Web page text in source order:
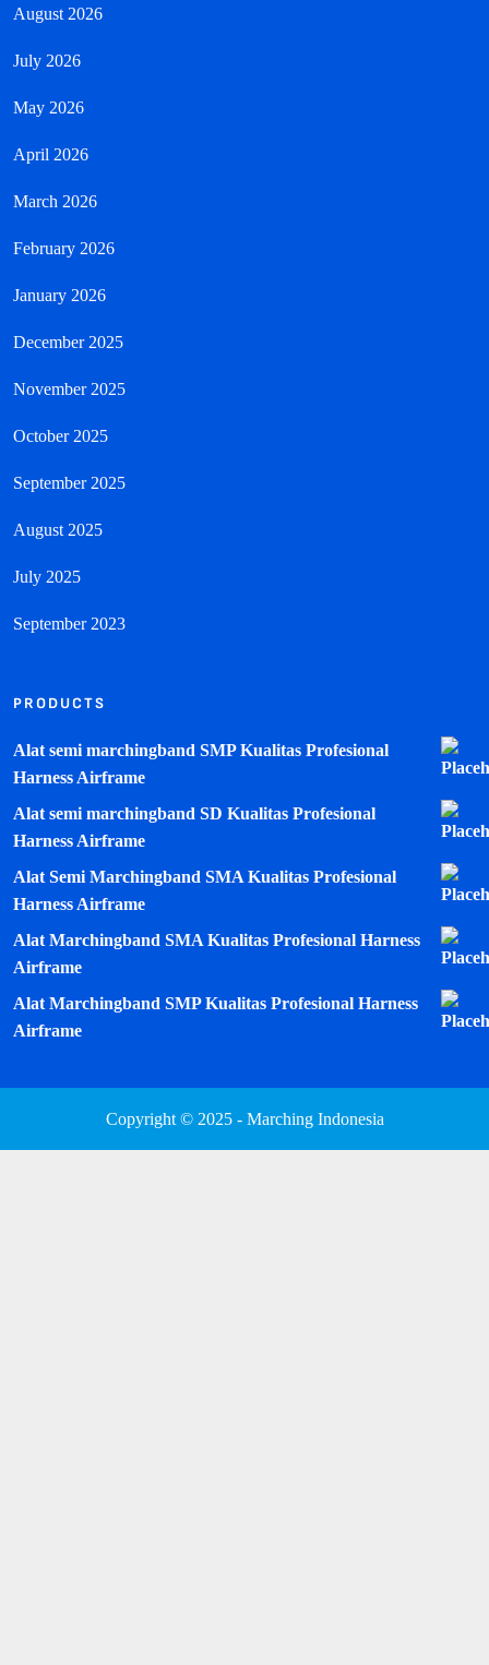
August 2026
July 2026
May 2026
April 2026
March 2026
February 2026
January 2026
December 2025
November 2025
October 2025
September 2025
August 2025
July 2025
September 2023
PRODUCTS
Alat semi marchingband SMP Kualitas Profesional
Harness Airframe
Alat semi marchingband SD Kualitas Profesional
Harness Airframe
Alat Semi Marchingband SMA Kualitas Profesional
Harness Airframe
Alat Marchingband SMA Kualitas Profesional Harness
Airframe
Alat Marchingband SMP Kualitas Profesional Harness
Airframe
Copyright © 2025 - Marching Indonesia